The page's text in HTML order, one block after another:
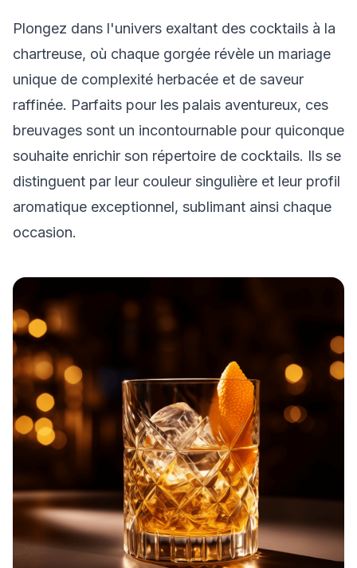
Plongez dans l'univers exaltant des cocktails à la
chartreuse, où chaque gorgée révèle un mariage
unique de complexité herbacée et de saveur
raffinée. Parfaits pour les palais aventureux, ces
breuvages sont un incontournable pour quiconque
souhaite enrichir son répertoire de cocktails. Ils se
distinguent par leur couleur singulière et leur profil
aromatique exceptionnel, sublimant ainsi chaque
occasion.